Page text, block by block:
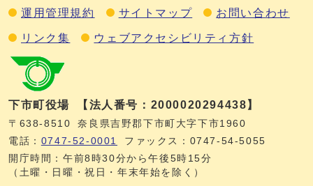
運用管理規約 サイトマップ お問い合わせ
リンク集 ウェブアクセシビリティ方針
下市町役場 【法人番号：2000020294438】
〒638-8510
奈良県吉野郡下市町大字下市1960
電話： 0747‐52‐0001
ファックス：0747‐54‐5055
開庁時間：午前8時30分から午後5時15分
（土曜・日曜・祝日・年末年始を除く）